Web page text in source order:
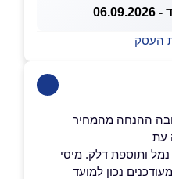
העסק
ההנחה מהמחיר
עת
נמל ותוספת דלק. מיסי
נכון למועד